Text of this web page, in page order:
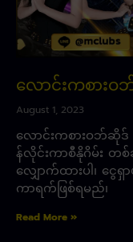
လောင်းကစားဝ
August 1, 2023
လောင်းကစားဝဘ်ဆိုဒ်
န်လိုင်းကာစီနိုဂိမ်း တ
လျှောက်ထားပါ၊ ငွေရှ
ကာရက်ဖြစ်ရမည်၊
Read More »